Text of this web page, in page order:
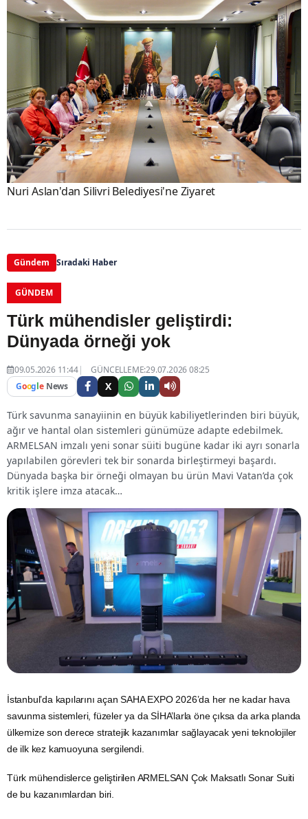
Nuri Aslan'dan Silivri Belediyesi'ne Ziyaret
Gündem Sıradaki Haber
GÜNDEM
Türk mühendisler geliştirdi:
Dünyada örneği yok
09.05.2026 11:44
GÜNCELLEME:29.07.2026 08:25
Google News X
Türk savunma sanayiinin en büyük kabiliyetlerinden biri büyük,
ağır ve hantal olan sistemleri günümüze adapte edebilmek.
ARMELSAN imzalı yeni sonar süiti bugüne kadar iki ayrı sonarla
yapılabilen görevleri tek bir sonarda birleştirmeyi başardı.
Dünyada başka bir örneği olmayan bu ürün Mavi Vatan’da çok
kritik işlere imza atacak…
İstanbul’da kapılarını açanSAHA EXPO2026’da her ne kadar hava
savunma sistemleri, füzeler ya da SİHA’larla öne çıksa da arka planda
ülkemize son derece stratejik kazanımlar sağlayacak yeni teknolojiler
de ilk kez kamuoyuna sergilendi.
Türk mühendislerce geliştirilen ARMELSAN Çok Maksatlı Sonar Suiti
de bu kazanımlardan biri.